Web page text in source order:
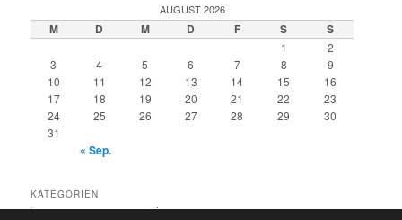
e
n
AUGUST 2026
M D M D F S S
1
2
3
4 5 6 7 8
9
10
11 12 13 14 15
16
17
18 19 20 21 22
23
24
25 26 27 28 29
30
31
« Sep.
KATEGORIEN
Kategorien